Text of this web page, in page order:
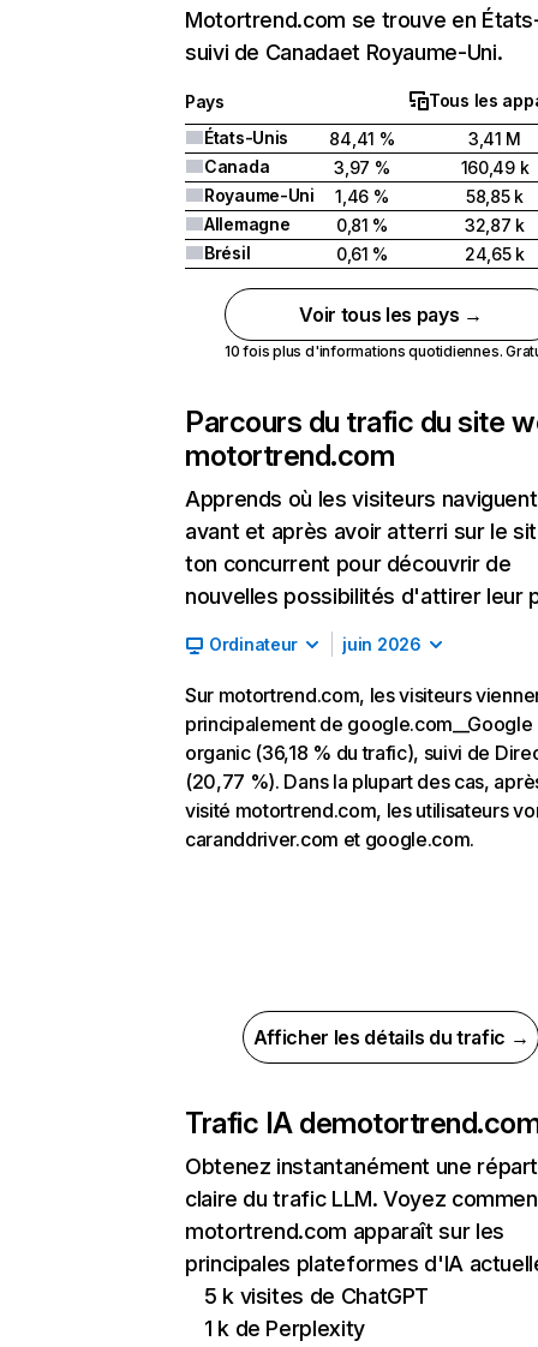
Motortrend.com se trouve en
suivi de Canadaet Royaume-Uni.
Pays
Tous les
États-Unis
84,41 %
3,41 M
Canada
3,97 %
160,49 k
Royaume-Uni
1,46 %
58,85 k
Allemagne
0,81 %
32,87 k
Brésil
0,61 % 24,65 k
Voir tous les pays →
10 fois plus d'informations quotidiennes.
Parcours du trafic du site
motortrend.com
Apprends où les visiteurs naviguent
avant et après avoir atterri sur le
ton concurrent pour découvrir de
nouvelles possibilités d'attirer leur
Ordinateur juin 2026
Sur motortrend.com, les visiteurs
principalement de google.com__Google
organic (36,18 % du trafic), suivi de
(20,77 %). Dans la plupart des cas,
visité motortrend.com, les utilisateurs
caranddriver.com et google.com.
Afficher les détails du trafic →
Trafic IA de
Obtenez instantanément une
claire du trafic LLM. Voyez
motortrend.com apparaît sur les
principales plateformes d'IA
5 k visites de ChatGPT
1 k de Perplexity